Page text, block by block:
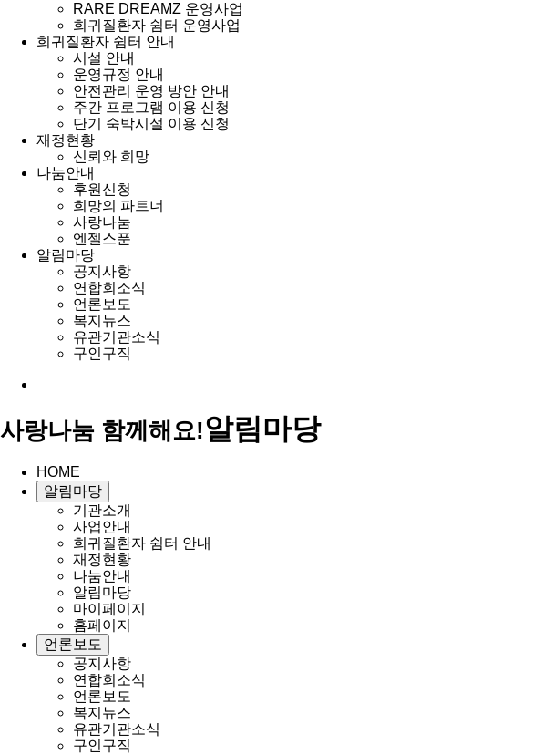
RARE DREAMZ 운영사업
희귀질환자 쉼터 운영사업
희귀질환자 쉼터 안내
시설 안내
운영규정 안내
안전관리 운영 방안 안내
주간 프로그램 이용 신청
단기 숙박시설 이용 신청
재정현황
신뢰와 희망
나눔안내
후원신청
희망의 파트너
사랑나눔
엔젤스푼
알림마당
공지사항
연합회소식
언론보도
복지뉴스
유관기관소식
구인구직
사랑나눔 함께해요!알림마당
HOME
알림마당
기관소개
사업안내
희귀질환자 쉼터 안내
재정현황
나눔안내
알림마당
마이페이지
홈페이지
언론보도
공지사항
연합회소식
언론보도
복지뉴스
유관기관소식
구인구직